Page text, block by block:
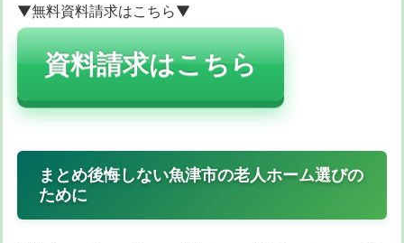
▼無料資料請求はこちら▼
資料請求はこちら
まとめ後悔しない魚津市の老人ホーム選びの
ために